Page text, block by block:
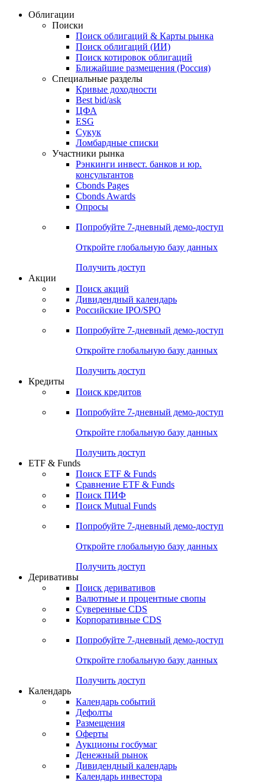
Облигации
Поиски
Поиск облигаций & Карты рынка
Поиск облигаций (ИИ)
Поиск котировок облигаций
Ближайшие размещения (Россия)
Специальные разделы
Кривые доходности
Best bid/ask
ЦФА
ESG
Сукук
Ломбардные списки
Участники рынка
Рэнкинги инвест. банков и юр.
консультантов
Cbonds Pages
Cbonds Awards
Опросы
Попробуйте 7-дневный демо-доступ
Откройте глобальную базу данных
Получить доступ
Акции
Поиск акций
Дивидендный календарь
Российские IPO/SPO
Попробуйте 7-дневный демо-доступ
Откройте глобальную базу данных
Получить доступ
Кредиты
Поиск кредитов
Попробуйте 7-дневный демо-доступ
Откройте глобальную базу данных
Получить доступ
ETF & Funds
Поиск ETF & Funds
Сравнение ETF & Funds
Поиск ПИФ
Поиск Mutual Funds
Попробуйте 7-дневный демо-доступ
Откройте глобальную базу данных
Получить доступ
Деривативы
Поиск деривативов
Валютные и процентные свопы
Суверенные CDS
Корпоративные CDS
Попробуйте 7-дневный демо-доступ
Откройте глобальную базу данных
Получить доступ
Календарь
Календарь событий
Дефолты
Размещения
Оферты
Аукционы госбумаг
Денежный рынок
Дивидендный календарь
Календарь инвестора